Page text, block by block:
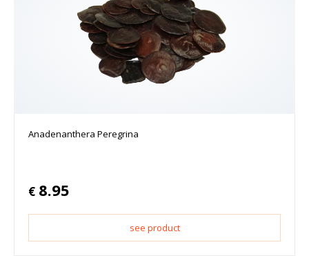
Anadenanthera Peregrina
€ 8.95
see product